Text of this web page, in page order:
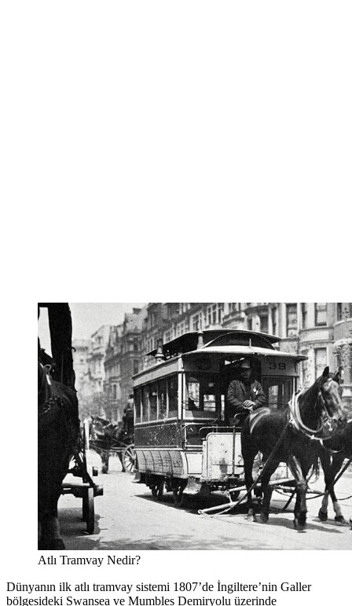
Atlı Tramvay Nedir?
Dünyanın ilk atlı tramvay sistemi 1807’de İngiltere’nin Galler
bölgesideki Swansea ve Mumbles Demiryolu üzerinde